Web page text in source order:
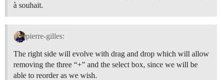
à souhait.
pierre-gilles:
The right side will evolve with drag and drop which will allow
removing the three “+” and the select box, since we will be
able to reorder as we wish.